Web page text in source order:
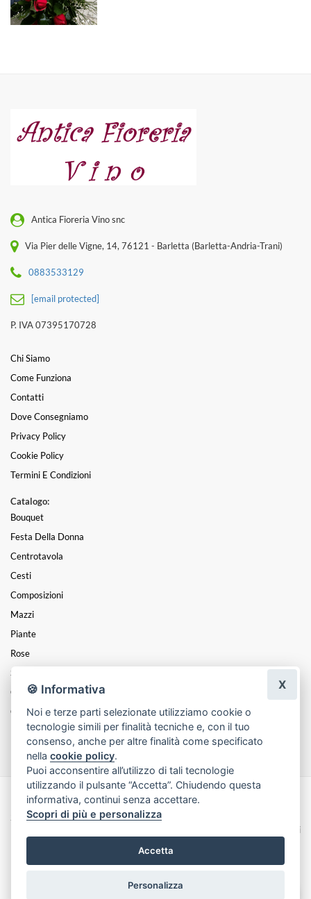
Antica Fioreria Vino snc
Via Pier delle Vigne, 14, 76121 - Barletta (Barletta-Andria-Trani)
0883533129
[email protected]
P. IVA 07395170728
Chi Siamo
Come Funziona
Contatti
Dove Consegniamo
Privacy Policy
Cookie Policy
Termini E Condizioni
Catalogo:
Bouquet
Festa Della Donna
Centrotavola
Cesti
Composizioni
Mazzi
Piante
Rose
San Valentino
Cuori
Coroncine
Funebre
Made with byInfoser.it- Realizzazione Siti ecommerce per Fioristi
2026
Termini e Condizioni
🍪 Informativa
Noi e terze parti selezionate utilizziamo cookie o
tecnologie simili per finalità tecniche e, con il tuo
consenso, anche per altre finalità come specificato
nellacookie policy.
Puoi acconsentire all’utilizzo di tali tecnologie
utilizzando il pulsante “Accetta”. Chiudendo questa
informativa, continui senza accettare.
Scopri di più e personalizza
Accetta
Personalizza
X